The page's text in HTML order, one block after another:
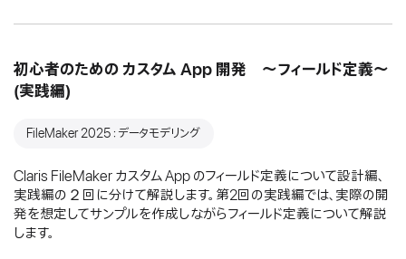
初心者のための カスタム App 開発 〜フィールド定義〜
(実践編)
FileMaker 2025：データモデリング
Claris FileMaker カスタム App のフィールド定義について設計編、
実践編の２回に分けて解説します。第2回の実践編では、実際の開
発を想定してサンプルを作成しながらフィールド定義について解説
します。